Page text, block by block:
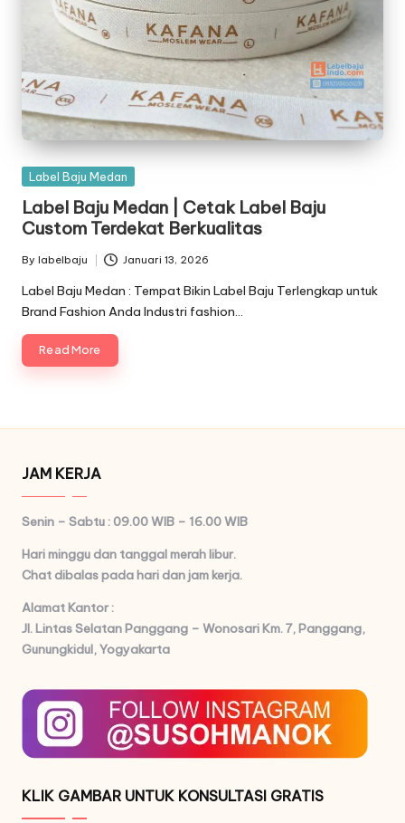
Posted
Label Baju Medan
Label Baju Medan | Cetak Label Baju
Custom Terdekat Berkualitas
Posted
by
By labelbaju Januari 13, 2026
Label Baju Medan : Tempat Bikin Label Baju Terlengkap untuk
Brand Fashion Anda Industri fashion…
Read More
JAM KERJA
Senin – Sabtu : 09.00 WIB – 16.00 WIB
Hari minggu dan tanggal merah libur.
Chat dibalas pada hari dan jam kerja.
Alamat Kantor :
Jl. Lintas Selatan Panggang – Wonosari Km. 7,Panggang,
Gunungkidul, Yogyakarta
KLIK GAMBAR UNTUK KONSULTASI GRATIS